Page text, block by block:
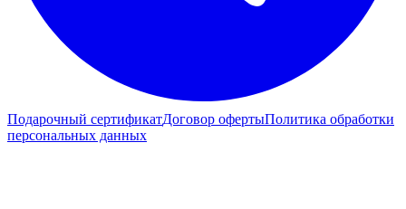
Подарочный сертификатДоговор офертыПолитика обработки
персональных данных